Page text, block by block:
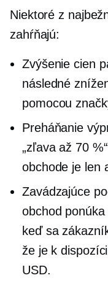
Niektoré z
zahŕňajú:
Zvýšenie cien
následné
pomocou
Preháňanie
„zľava až 70
obchode je len
Zavádzajúce
obchod
keď sa
že je k
USD.